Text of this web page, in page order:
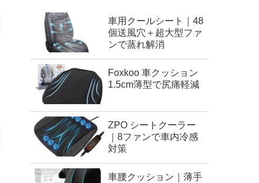
車用クールシート｜48
個送風穴＋超大型ファ
ンで蒸れ解消
Foxkoo 車クッション
1.5cm薄型で尻痛軽減
ZPO シートクーラー
｜8ファンで車内冷感
対策
車腰クッション｜薄手